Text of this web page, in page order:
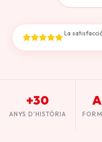
La
+30
ANYS D'HISTÒRIA